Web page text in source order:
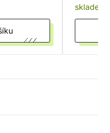
skladem